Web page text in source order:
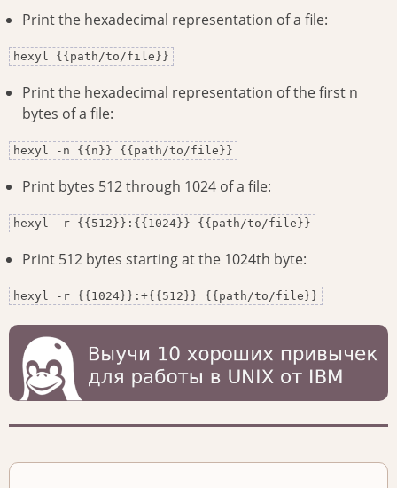
Print the hexadecimal representation of a file:
hexyl {{path/to/file}}
Print the hexadecimal representation of the first n
bytes of a file:
hexyl -n {{n}} {{path/to/file}}
Print bytes 512 through 1024 of a file:
hexyl -r {{512}}:{{1024}} {{path/to/file}}
Print 512 bytes starting at the 1024th byte:
hexyl -r {{1024}}:+{{512}} {{path/to/file}}